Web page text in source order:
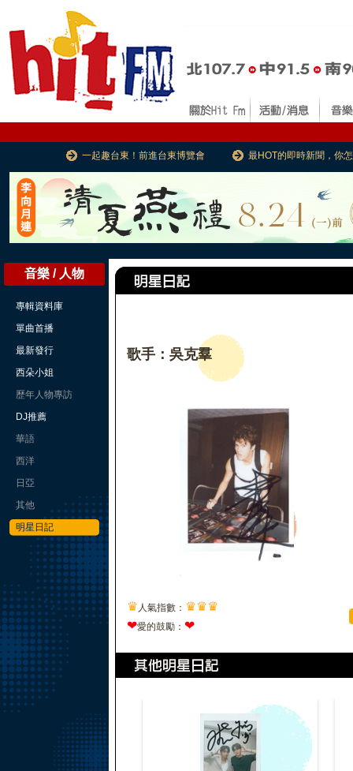
一起趣台東！前進台東博覽會 最HOT的即時新聞，你
音樂 / 人物
專輯資料庫
單曲首播
最新發行
西朵小姐
歷年人物專訪
DJ推薦
華語
西洋
日亞
其他
明星日記
歌手：吳克羣
♛ 人氣指數： ♛♛♛
❤愛的鼓勵： ❤